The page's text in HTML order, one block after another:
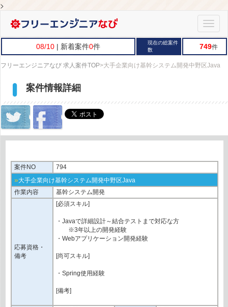
>
Toggle
08/10 | 新着案件0件
現在の総案件
数
749件
フリーエンジニアなび 求人案件TOP>大手企業向け基幹システム開発中野区Java
案件情報詳細
案件NO 794
»大手企業向け基幹システム開発中野区Java
作業内容
基幹システム開発
応募資格・
備考
[必須スキル]
・Javaで詳細設計～結合テストまで対応な方
※3年以上の開発経験
・Webアプリケーション開発経験
[尚可スキル]
・Spring使用経験
[備考]